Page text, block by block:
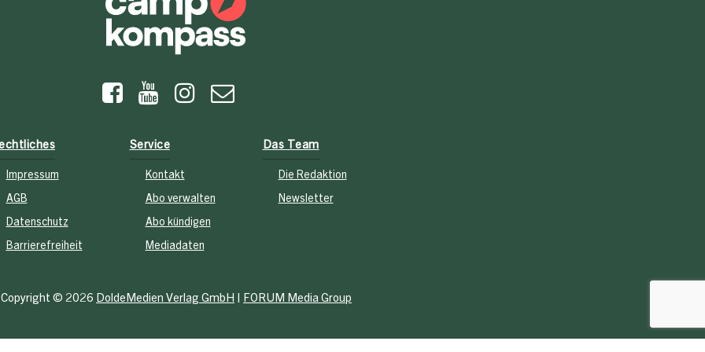
Impressum
AGB
Datenschutz
Barrierefreiheit
Service
Kontakt
Abo verwalten
Abo kündigen
Mediadaten
Das Team
Die Redaktion
Newsletter
Copyright © 2026 DoldeMedien Verlag GmbH FORUM Media Group